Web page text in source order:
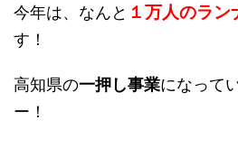
今年は、なんと １万人のラン
す！
高知県の一押し事業になって
ー！